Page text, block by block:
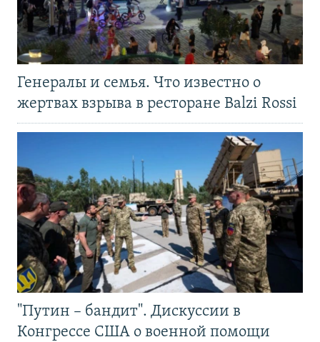
Генералы и семья. Что известно о
жертвах взрыва в ресторане Balzi Rossi
"Путин – бандит". Дискуссии в
Конгрессе США о военной помощи